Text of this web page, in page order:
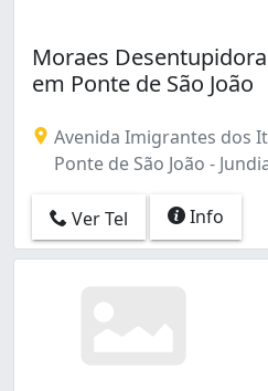
Moraes
em Ponte de São João
Avenida Imigrantes dos
Ponte de São João -
Ver Tel Info